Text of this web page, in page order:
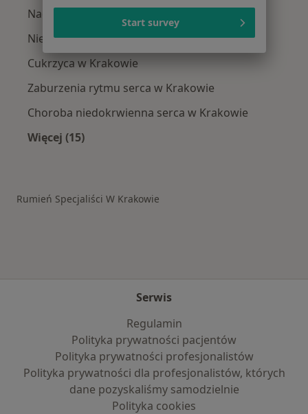
Nadciśnienie tętnicze w Krakowie
Niewydolność serca w Krakowie
Cukrzyca w Krakowie
Zaburzenia rytmu serca w Krakowie
Choroba niedokrwienna serca w Krakowie
Więcej (15)
Rumień Specjaliści W Krakowie
Serwis
Regulamin
Polityka prywatności pacjentów
Polityka prywatności profesjonalistów
Polityka prywatności dla profesjonalistów, których
dane pozyskaliśmy samodzielnie
Polityka cookies
Start survey